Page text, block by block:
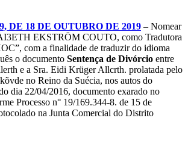
DE 18 DE OUTUBRO DE 2019 – Nomear
EKSTRÖM COUTO, como Tradutora
com a finalidade de traduzir do idioma
o documento Sentença de Divórcio entre
e a Sra. Eidi Krüger Allcrth. prolatada pelo
no Reino da Suécia, nos autos do
dia 22/04/2016, documento exarado no
Processo n° 19/169.344-8. de 15 de
na Junta Comercial do Distrito